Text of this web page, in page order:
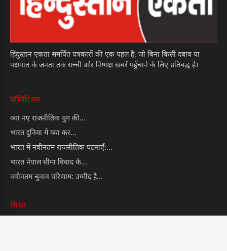
हिंदुस्तान एकता समर्पित पत्रकारों की एक पहल है, जो बिना किसी दबाव या
पक्षपात के जनता तक सच्ची और निष्पक्ष खबरें पहुँचाने के लिए प्रतिबद्ध है।
पॉलिटिक्स
क्या नए राजनीतिक युग की...
भारत दुनिया में क्या कर...
भारत में नवीनतम राजनीतिक घटनाएँ:...
भारत नेपाल सीमा विवाद के...
नवीनतम चुनाव परिणाम: उम्मीद है...
शिक्षा